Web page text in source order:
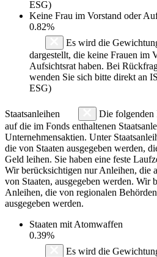
ESG)
Keine Frau im Vorstand oder
0.82%
Es wird die
dargestellt, die keine Frauen im
Aufsichtsrat haben. Bei
wenden Sie sich bitte direkt an
ESG)
Staatsanleihen
Die folgenden
auf die im Fonds enthaltenen
Unternehmensaktien. Unter
die von Staaten ausgegeben werden,
Geld leihen. Sie haben eine feste
Wir berücksichtigen nur Anleihen, die
von Staaten, ausgegeben werden. Wir
Anleihen, die von regionalen
ausgegeben werden.
Staaten mit Atomwaffen
0.39%
Es wird die